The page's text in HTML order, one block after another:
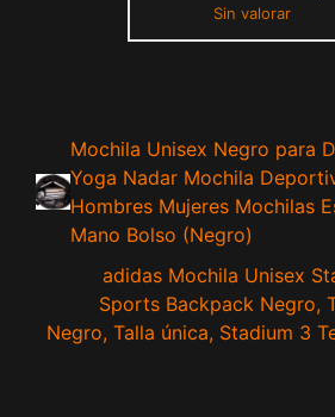
Sin valorar
Mochila Unisex Negro para
Yoga Nadar Mochila
Hombres Mujeres Mochilas
Mano Bolso (Negro)
adidas Mochila Unisex
Sports Backpack Negro,
Negro, Talla única, Stadium 3